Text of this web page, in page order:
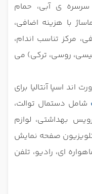
سرسره ی آبی، حمام
با هزینه اضافی،
مرکز تناسب اندام،
روسی، ترکی) می
اند اسپا آنتالیا برای
شامل دستمال توالت،
بهداشتی، لوازم
تلویزیون صفحه نمایش
ای، رادیو، تلفن